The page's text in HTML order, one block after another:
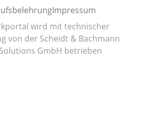
Impressum
wird mit technischer
von der Scheidt & Bachmann
GmbH betrieben